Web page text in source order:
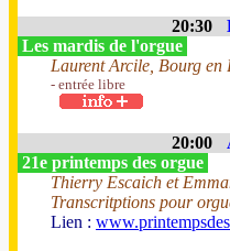
20:30
Les mardis de l'orgue
Laurent Arcile, Bourg en
- entrée libre
20:00
21e printemps des orgue
Thierry Escaich et
Transcritptions pour
Lien :